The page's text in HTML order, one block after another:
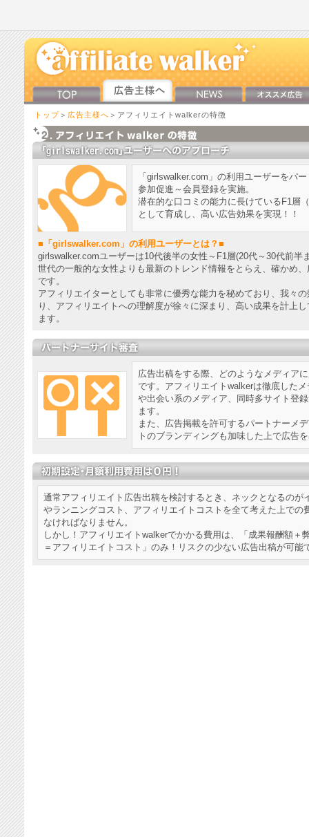
トップ ＞ 広告主様へ ＞アフィリエイトwalkerの特徴
「girlswalker.com」の利用ユーザーをパ
参加促進～会員登録を実施。
潜在的な口コミの能力に長けているF1層
として育成し、高い広告効果を実現！！
■「girlswalker.com」の利用ユーザーとは？■
girlswalker.comユーザーは10代後半の女性～F1層(20代～30代前
世代の一般的な女性よりも最新のトレンド情報をとらえ、確かめ
です。
アフィリエイターとしても非常に優秀な能力を秘めており、我々
り、アフィリエイトへの理解度が徐々に深まり、高い成果を計上
ます。
広告出稿をする際、どのようなメディア
です。アフィリエイトwalkerは徹底した
や出会い系のメディア、同時多サイト登
ます。
また、広告掲載を許可するパートナーメ
トのブランディングも加味した上で広告
通常アフィリエイト広告出稿を検討するとき、ネックとなるのが
やランニングコスト、アフィリエイトコストを全て考えた上での
なければなりません。
しかし！アフィリエイトwalkerでかかる費用は、「成果報酬額＋
＝アフィリエイトコスト」のみ！リスクの少ない広告出稿が可能